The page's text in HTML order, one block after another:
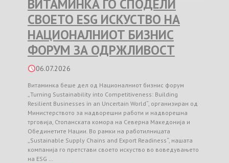
ВИТАМИНКА ГО СПОДЕЛИ
СВОЕТО ESG ИСКУСТВО НА
НАЦИОНАЛНИОТ БИЗНИС
ФОРУМ ЗА ОДРЖЛИВОСТ
06.07.2026
Витаминка беше дел од Националниот бизнис форум
„Turning Sustainability into Competitiveness: Building
Resilient Businesses in an Uncertain World“, организиран од
Министерството за надворешни работи и надворешна
трговија, Стопанската комора на Северна Македонија и
Обединетите Нации. Во рамки на работилницата
„Sustainable Supply Chains and Export Readiness“, нашата
компанија го претстави своето искуство во воведувањето
на ESG …